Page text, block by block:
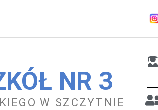
NR 3
W SZCZYTNIE